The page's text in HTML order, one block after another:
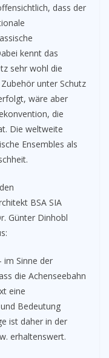
dass der
kennt das
sehr wohl die
unter Schutz
wäre aber
die
Die weltweite
Ensembles als
BSA SIA
Günter Dinhobl
im Sinne der
die Achenseebahn
eine
Bedeutung
ist daher in der
erhaltenswert.